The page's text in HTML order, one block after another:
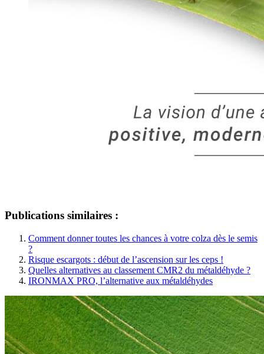
Publications similaires :
Comment donner toutes les chances à votre colza dès le semis
?
Risque escargots : début de l’ascension sur les ceps !
Quelles alternatives au classement CMR2 du métaldéhyde ?
IRONMAX PRO, l’alternative aux métaldéhydes